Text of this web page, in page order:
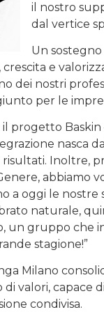
il nostro
dal vertice
Un
crescita e
dei nostri
per le
progetto
nasca
Inoltre,
abbiamo
a oggi le
naturale,
un gruppo che
stagione!”
Milano
valori, capace
condivisa.